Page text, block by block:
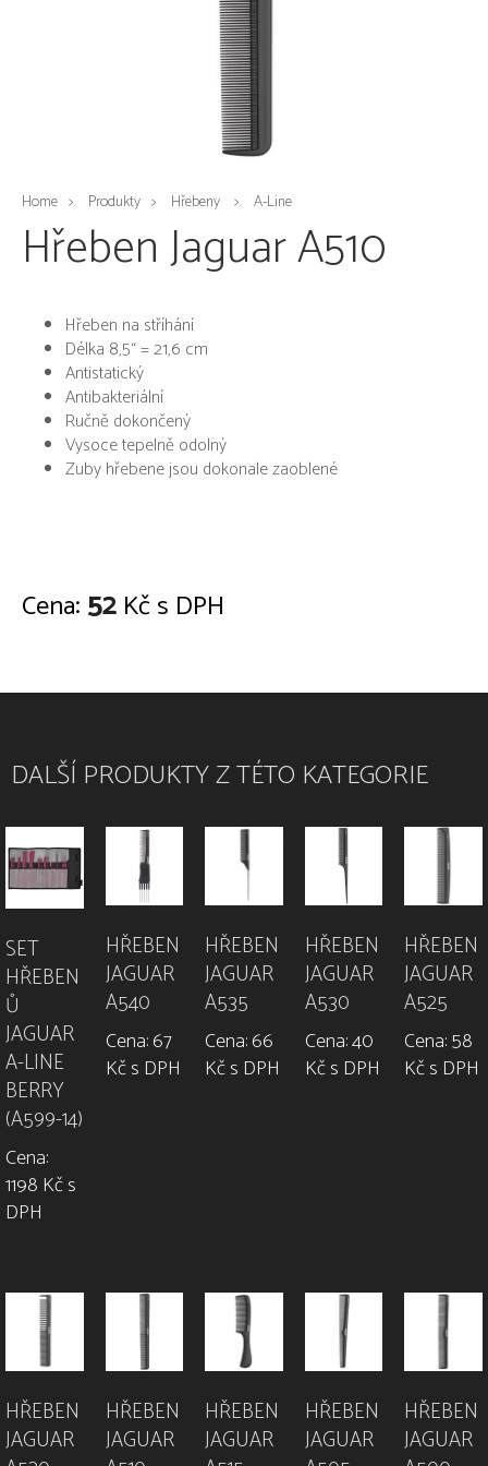
Home Produkty Hřebeny A-Line
Hřeben Jaguar A510
Hřeben na stříhání
Délka 8,5“= 21,6 cm
Antistatický
Antibakteriální
Ručně dokončený
Vysoce tepelně odolný
Zuby hřebene jsou dokonale zaoblené
Cena:52 Kč s DPH
DALŠÍ PRODUKTY Z TÉTO KATEGORIE
SET
HŘEBEN
Ů
JAGUAR
A-LINE
BERRY
(A599-14)
Cena:
1198 Kč s
DPH
HŘEBEN
JAGUAR
A540
Cena: 67
Kč s DPH
HŘEBEN
JAGUAR
A535
Cena: 66
Kč s DPH
HŘEBEN
JAGUAR
A530
Cena: 40
Kč s DPH
HŘEBEN
JAGUAR
A525
Cena: 58
Kč s DPH
HŘEBEN
JAGUAR
HŘEBEN
JAGUAR
HŘEBEN
JAGUAR
HŘEBEN
JAGUAR
HŘEBEN
JAGUAR